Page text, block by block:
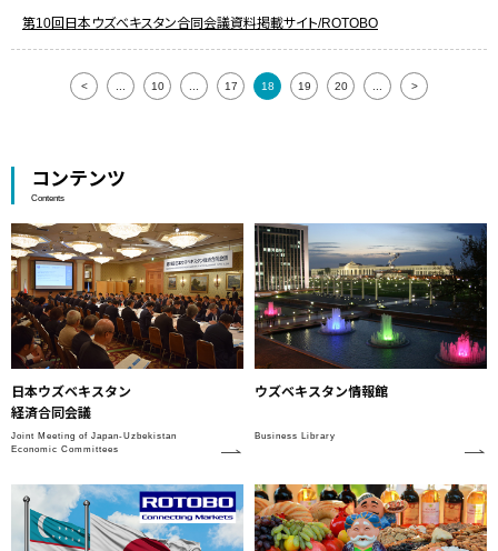
第10回日本ウズべキスタン合同会議資料掲載サイト/ROTOBO
< 10 17 18 19 20 >
コンテンツ
Contents
日本ウズベキスタン
経済合同会議
Joint Meeting of Japan-Uzbekistan
Economic Committees
ウズベキスタン情報館
Business Library